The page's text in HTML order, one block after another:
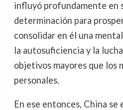
influyó profundamente en
determinación para
consolidar en él una
la autosuficiencia y la
objetivos mayores que los
personales.
En ese entonces, China se